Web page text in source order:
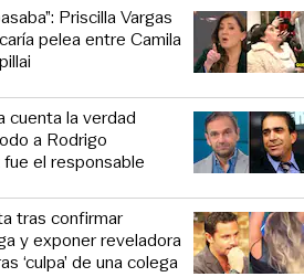
Priscilla Vargas
pelea entre Camila
cuenta la verdad
a Rodrigo
el responsable
tras confirmar
y exponer reveladora
‘culpa’ de una colega